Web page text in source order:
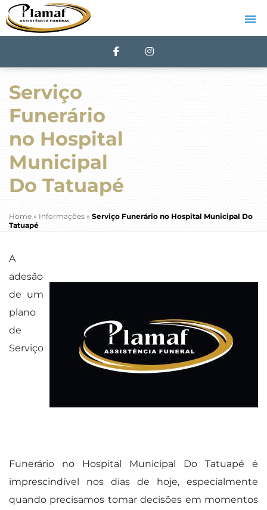
Serviço
Funerário
no Hospital
Municipal
Do Tatuapé
Home » Informações » Serviço Funerário no Hospital Municipal Do
Tatuapé
A
adesão
de um
plano
de
Serviço
Funerário no Hospital Municipal Do Tatuapé é
imprescindível nos dias de hoje, especialmente
quando precisamos tomar decisões em momentos